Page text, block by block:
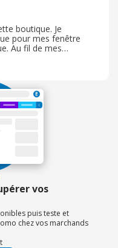
boutique. Je
pour mes fenêtre
Home Maison. Je
produits, j'ai été plutôt
état. Aucun problème
vos
puis teste et
chez vos marchands